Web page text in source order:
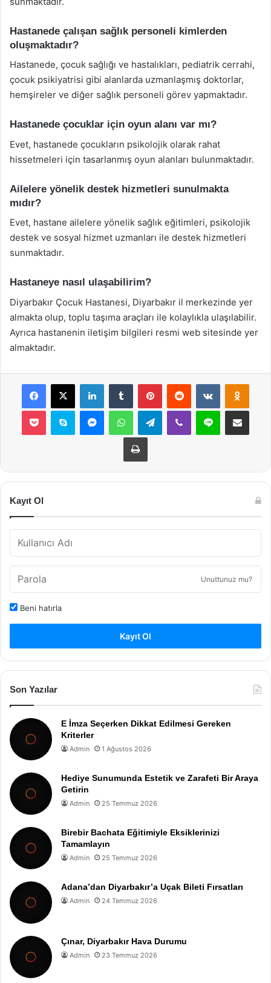
Hastanede çalışan sağlık personeli kimlerden
oluşmaktadır?
Hastanede, çocuk sağlığı ve hastalıkları, pediatrik cerrahi,
çocuk psikiyatrisi gibi alanlarda uzmanlaşmış doktorlar,
hemşireler ve diğer sağlık personeli görev yapmaktadır.
Hastanede çocuklar için oyun alanı var mı?
Evet, hastanede çocukların psikolojik olarak rahat
hissetmeleri için tasarlanmış oyun alanları bulunmaktadır.
Ailelere yönelik destek hizmetleri sunulmakta
mıdır?
Evet, hastane ailelere yönelik sağlık eğitimleri, psikolojik
destek ve sosyal hizmet uzmanları ile destek hizmetleri
sunmaktadır.
Hastaneye nasıl ulaşabilirim?
Diyarbakır Çocuk Hastanesi, Diyarbakır il merkezinde yer
almakta olup, toplu taşıma araçları ile kolaylıkla ulaşılabilir.
Ayrıca hastanenin iletişim bilgileri resmi web sitesinde yer
almaktadır.
Facebook
X LinkedInTumblr PinterestReddit VKontakte
Pocket Skype MessengerWhatsAppTelegramViber Line E-Posta ile
Yazdır
Kayıt Ol
Unuttunuz mu?
Beni hatırla
Kayıt Ol
Son Yazılar
E İmza Seçerken Dikkat Edilmesi Gereken
Kriterler
Admin 1 Ağustos 2026
Hediye Sunumunda Estetik ve Zarafeti Bir Araya
Getirin
Admin 25 Temmuz 2026
Birebir Bachata Eğitimiyle Eksiklerinizi
Tamamlayın
Admin 25 Temmuz 2026
Adana’dan Diyarbakır’a Uçak Bileti Fırsatları
Admin 24 Temmuz 2026
Çınar, Diyarbakır Hava Durumu
Admin 23 Temmuz 2026